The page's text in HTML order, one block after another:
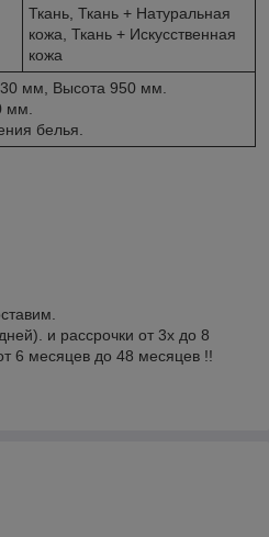
Ткань, Ткань + Натуральная
кожа, Ткань + Искусственная
кожа
мм, Высота 950 мм.
мм.
белья.
и рассрочки от 3х до 8
6 месяцев до 48 месяцев !!